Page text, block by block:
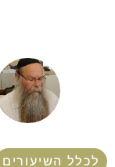
לכלל השיעורים